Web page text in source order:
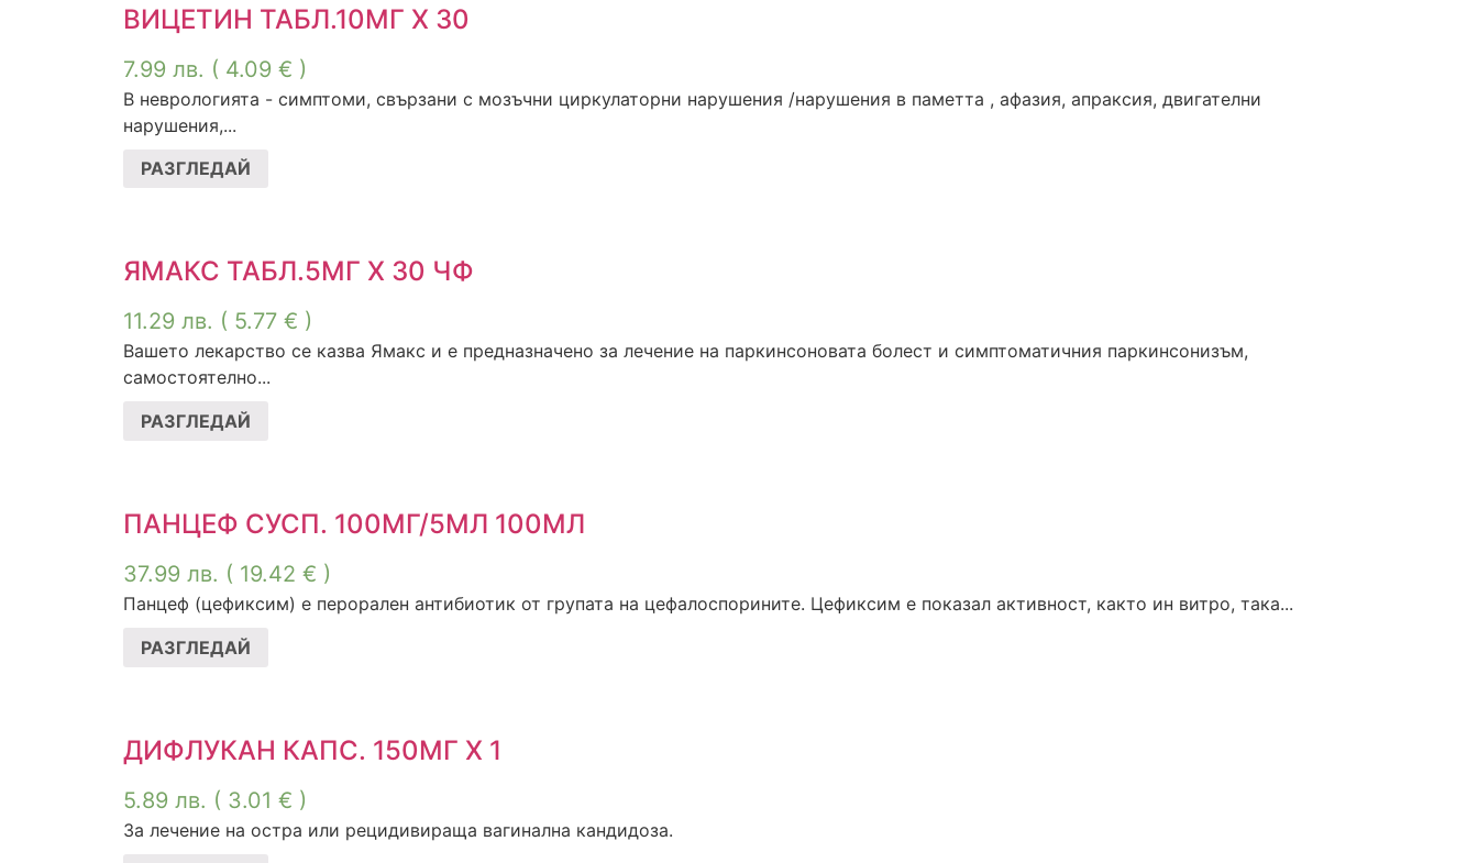
ВИЦЕТИН ТАБЛ.10МГ Х 30
7.99 лв. ( 4.09 € )
В неврологията - симптоми, свързани с мозъчни циркулаторни нарушения /нарушения в паметта , афазия, апраксия, двигателни
нарушения,...
РАЗГЛЕДАЙ
ЯМАКС ТАБЛ.5МГ Х 30 ЧФ
11.29 лв. ( 5.77 € )
Вашето лекарство се казва Ямакс и е предназначено за лечение на паркинсоновата болест и симптоматичния паркинсонизъм,
самостоятелно...
РАЗГЛЕДАЙ
ПАНЦЕФ СУСП. 100МГ/5МЛ 100МЛ
37.99 лв. ( 19.42 € )
Панцеф (цефиксим) е перорален антибиотик от групата на цефалоспорините. Цефиксим е показал активност, както ин витро, така...
РАЗГЛЕДАЙ
ДИФЛУКАН КАПС. 150МГ Х 1
5.89 лв. ( 3.01 € )
За лечение на остра или рецидивираща вагинална кандидоза.